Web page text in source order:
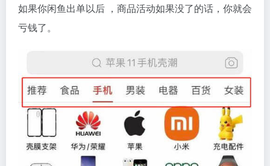
如果你闲鱼出单以后 ，商品活动如果没了的话，你就会
亏钱了。